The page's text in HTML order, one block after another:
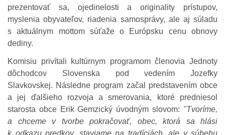
prezentovať sa, ojedinelosti a originality prístupov,
myslenia obyvateľov, riadenia samosprávy, ale aj súladu
s aktuálnym mottom súťaže o Európsku cenu obnovy
dediny.
Komisiu privítali kultúrnym programom členovia Jednoty
dôchodcov Slovenska pod vedením Jozefky
Slavkovskej. Následne program začal predstavením obce
a jej ďalšieho rozvoja a smerovania, ktoré predniesol
starosta obce Erik Gemzický úvodným slovom: "Tvoríme,
a chceme v tvorbe pokračovať, obec, ktorá sa hlási
k odkazu predkov, staviame na tradíciách, ale v súbehu